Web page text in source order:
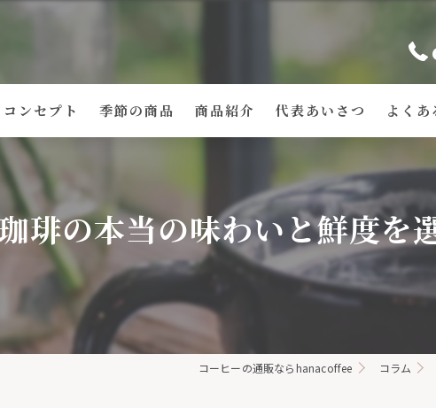
コンセプト 季節の商品 商品紹介 代表あいさつ よく
琲の本当の味わいと鮮度を
コーヒーの通販ならhanacoffee コラム